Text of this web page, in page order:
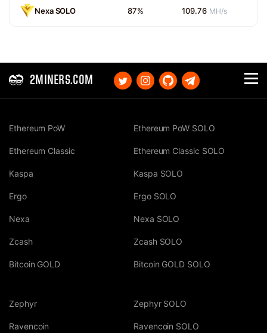
Nexa SOLO 87% 109.76 MH/s
2MINERS.COM
Ethereum PoW
Ethereum Classic
Kaspa
Ergo
Nexa
Zcash
Bitcoin GOLD
Ethereum PoW SOLO
Ethereum Classic SOLO
Kaspa SOLO
Ergo SOLO
Nexa SOLO
Zcash SOLO
Bitcoin GOLD SOLO
Zephyr
Ravencoin
Zephyr SOLO
Ravencoin SOLO